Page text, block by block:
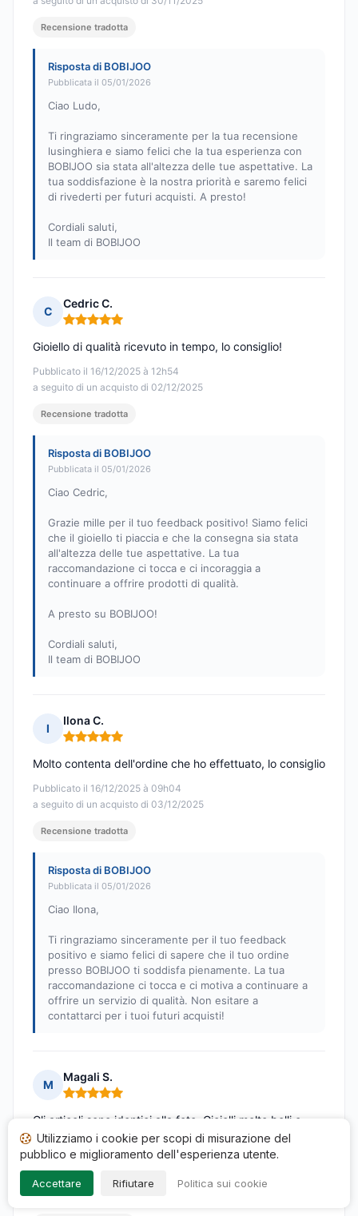
Recensione tradotta
Risposta di BOBIJOO
Pubblicata il 05/01/2026
Ciao Ludo,
Ti ringraziamo sinceramente per la tua recensione
lusinghiera e siamo felici che la tua esperienza con
BOBIJOO sia stata all'altezza delle tue aspettative. La
tua soddisfazione è la nostra priorità e saremo felici
di rivederti per futuri acquisti. A presto!
Cordiali saluti,
Il team di BOBIJOO
C
Cedric C.
Nota: 5 su 5
Pubblicato il 16/12/2025 à 12h54
a seguito di un acquisto di 02/12/2025
Gioiello di qualità ricevuto in tempo, lo consiglio!
Recensione tradotta
Risposta di BOBIJOO
Pubblicata il 05/01/2026
Ciao Cedric,
Grazie mille per il tuo feedback positivo! Siamo felici
che il gioiello ti piaccia e che la consegna sia stata
all'altezza delle tue aspettative. La tua
raccomandazione ci tocca e ci incoraggia a
continuare a offrire prodotti di qualità.
A presto su BOBIJOO!
Cordiali saluti,
Il team di BOBIJOO
I
Ilona C.
Nota: 5 su 5
Pubblicato il 16/12/2025 à 09h04
a seguito di un acquisto di 03/12/2025
Molto contenta dell'ordine che ho effettuato, lo consiglio
Recensione tradotta
Risposta di BOBIJOO
Pubblicata il 05/01/2026
Ciao Ilona,
Ti ringraziamo sinceramente per il tuo feedback
positivo e siamo felici di sapere che il tuo ordine
presso BOBIJOO ti soddisfa pienamente. La tua
raccomandazione ci tocca e ci motiva a continuare a
offrire un servizio di qualità. Non esitare a
contattarci per i tuoi futuri acquisti!
M
Magali S.
Nota: 5 su 5
Pubblicato il 16/12/2025 à 06h18
a seguito di un acquisto di 02/12/2025
Gli articoli sono identici alla foto. Gioielli molto belli e
l'ordine è arrivato rapidamente. Raccomando BOBIJOO
al 100%
Utilizziamo i cookie per scopi di misurazione del
pubblico e miglioramento dell'esperienza utente.
Accettare Rifiutare Politica sui cookie